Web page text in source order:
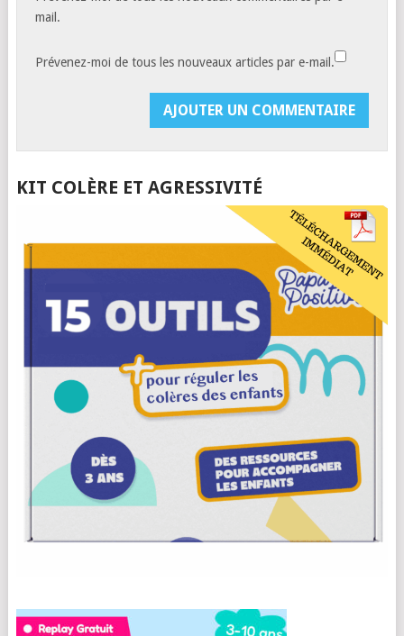
mail.
Prévenez-moi de tous les nouveaux articles par e-mail.
KIT COLÈRE ET AGRESSIVITÉ